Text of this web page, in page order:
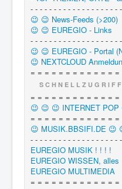
- - - - - - - - - - - - - - - - - - - -
😉 😉 News-Feeds (>200)
😉 😉 EUREGIO - Links
- - - - - - - - - - - - - - - - - - - -
😉 😉 EUREGIO - Portal
😉 NEXTCLOUD
= = = = = = = = = = = = =
S C H N E L L Z U G R I F
= = = = = = = = = = = = =
😉 😉 😉 INTERNET POP
= = = = = = = = = = = = =
😉 MUSIK.BBSIFI.DE 😉
- - - - - - - - - - - - - - - - - - - -
EUREGIO MUSIK ! ! ! !
EUREGIO WISSEN, alles
EUREGIO MULTIMEDIA
= = = = = = = = = = = = =